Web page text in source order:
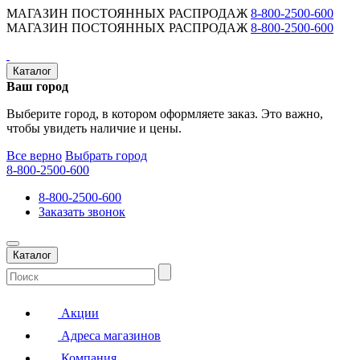
МАГАЗИН ПОСТОЯННЫХ РАСПРОДАЖ 8-800-2500-600
МАГАЗИН ПОСТОЯННЫХ РАСПРОДАЖ 8-800-2500-600
Каталог
Ваш город
Выберите город, в котором оформляете заказ. Это важно,
чтобы увидеть наличие и цены.
Все верно Выбрать город
8-800-2500-600
8-800-2500-600
Заказать звонок
Каталог
Акции
Адреса магазинов